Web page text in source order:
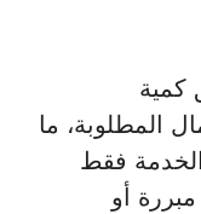
كمية
المطلوبة، ما
فقط
أو